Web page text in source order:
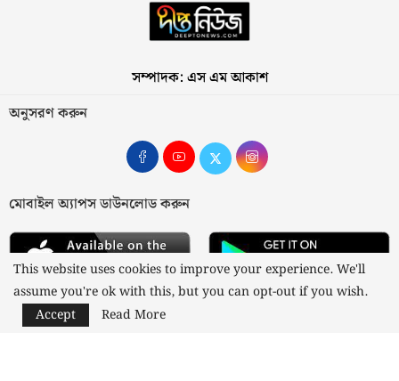
সম্পাদক: এস এম আকাশ
অনুসরণ করুন
মোবাইল অ্যাপস ডাউনলোড করুন
This website uses cookies to improve your experience. We'll
assume you're ok with this, but you can opt-out if you wish.
Accept
Read More